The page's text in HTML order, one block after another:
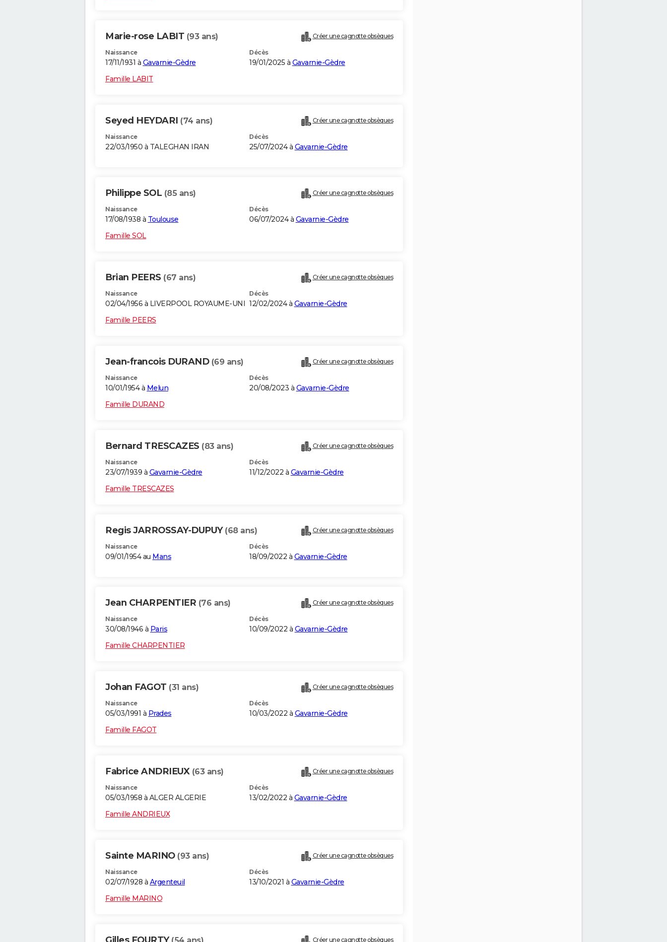
Marie-rose LABIT (93 ans) Créer une cagnotte obsèques
Naissance
17/11/1931 à Gavarnie-Gèdre
Décès
19/01/2025 à Gavarnie-Gèdre
Famille LABIT
Seyed HEYDARI (74 ans) Créer une cagnotte obsèques
Naissance
22/03/1950 à TALEGHAN IRAN
Décès
25/07/2024 à Gavarnie-Gèdre
Philippe SOL (85 ans) Créer une cagnotte obsèques
Naissance
17/08/1938 à Toulouse
Décès
06/07/2024 à Gavarnie-Gèdre
Famille SOL
Brian PEERS (67 ans) Créer une cagnotte obsèques
Naissance
02/04/1956 à LIVERPOOL ROYAUME-UNI
Décès
12/02/2024 à Gavarnie-Gèdre
Famille PEERS
Jean-francois DURAND (69 ans) Créer une cagnotte obsèques
Naissance
10/01/1954 à Melun
Décès
20/08/2023 à Gavarnie-Gèdre
Famille DURAND
Bernard TRESCAZES (83 ans) Créer une cagnotte obsèques
Naissance
23/07/1939 à Gavarnie-Gèdre
Décès
11/12/2022 à Gavarnie-Gèdre
Famille TRESCAZES
Regis JARROSSAY-DUPUY (68 ans) Créer une cagnotte obsèques
Naissance
09/01/1954 au Mans
Décès
18/09/2022 à Gavarnie-Gèdre
Jean CHARPENTIER (76 ans) Créer une cagnotte obsèques
Naissance
30/08/1946 à Paris
Décès
10/09/2022 à Gavarnie-Gèdre
Famille CHARPENTIER
Johan FAGOT (31 ans) Créer une cagnotte obsèques
Naissance
05/03/1991 à Prades
Décès
10/03/2022 à Gavarnie-Gèdre
Famille FAGOT
Fabrice ANDRIEUX (63 ans) Créer une cagnotte obsèques
Naissance
05/03/1958 à ALGER ALGERIE
Décès
13/02/2022 à Gavarnie-Gèdre
Famille ANDRIEUX
Sainte MARINO (93 ans) Créer une cagnotte obsèques
Naissance
02/07/1928 à Argenteuil
Décès
13/10/2021 à Gavarnie-Gèdre
Famille MARINO
Créer une cagnotte obsèques